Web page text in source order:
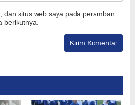
dan situs web saya pada peramban
berikutnya.